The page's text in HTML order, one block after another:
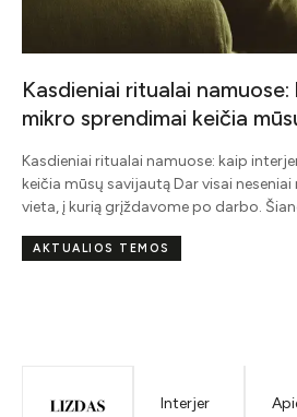
Kasdieniai ritualai
mikro sprendimai keičia
Kasdieniai ritualai namuose: kaip
keičia mūsų savijautą Dar visai
vieta, į kurią grįždavome po darbo.
AKTUALIOS TEMOS
Interjer